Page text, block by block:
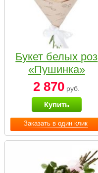
Заказать в один клик
Букет белых роз
«Пушинка»
2 870 руб.
Купить